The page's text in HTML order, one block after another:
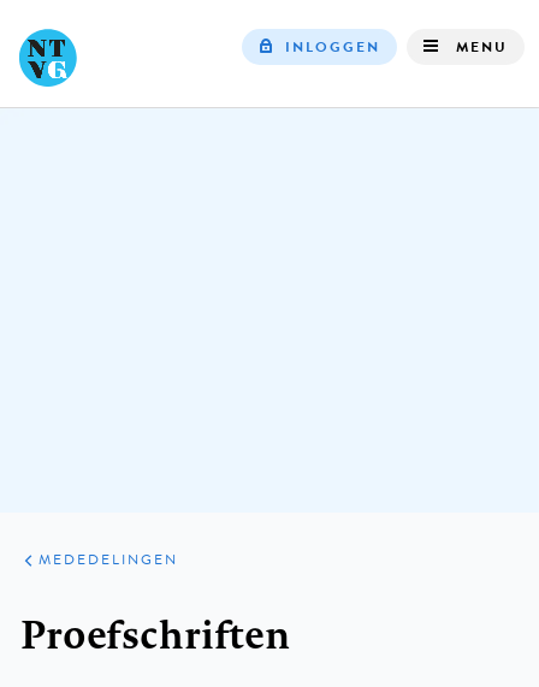
INLOGGEN MENU
ARTIKELEN
VARIA
MEDEDELINGEN
Proefschriften